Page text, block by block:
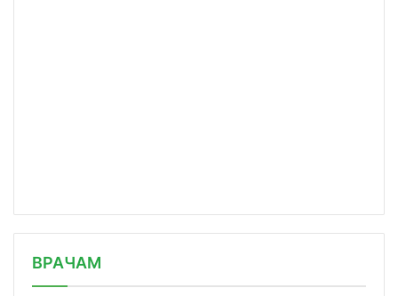
ВРАЧАМ